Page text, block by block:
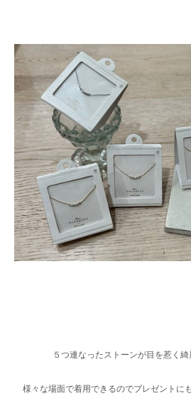
５つ連なったストーンが目を惹く綺
様々な場面で着用できるのでプレゼントに